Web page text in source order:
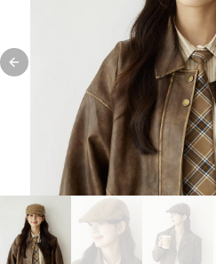
Previous slide